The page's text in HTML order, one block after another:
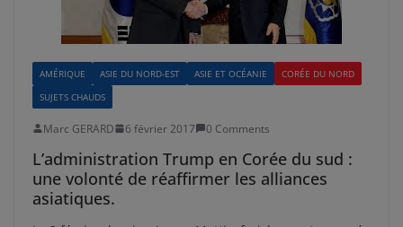
AMÉRIQUE ASIE DU NORD-EST ASIE ET OCÉANIE
CORÉE DU NORD
SUJETS CHAUDS
Marc GERARD 6 février 2017 0 Comments
L’administration Trump en Corée du sud :
une volonté de réaffirmer les alliances
asiatiques.